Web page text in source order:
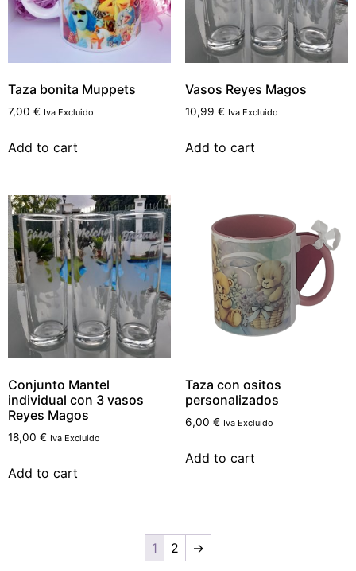
Taza bonita Muppets
7,00 € Iva Excluido
Add to cart
Vasos Reyes Magos
10,99 € Iva Excluido
Add to cart
Conjunto Mantel
individual con 3 vasos
Reyes Magos
18,00 € Iva Excluido
Add to cart
Taza con ositos
personalizados
6,00 € Iva Excluido
Add to cart
1 2 →